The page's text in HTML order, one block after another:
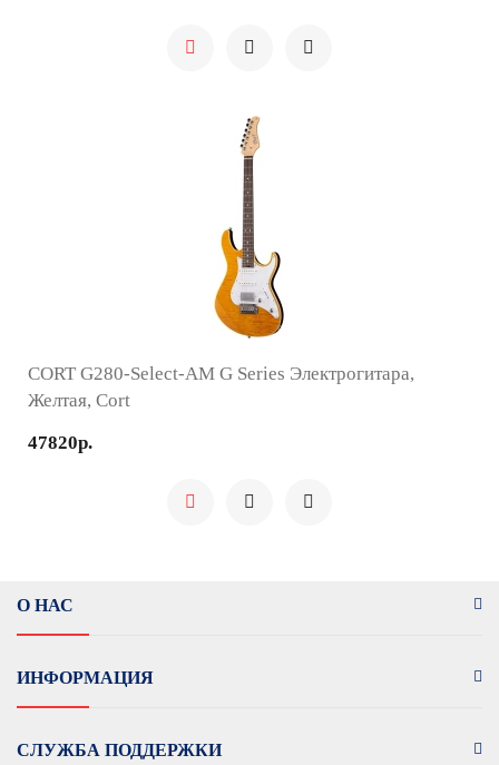
CORT G280-Select-AM G Series Электрогитара,
Желтая, Cort
47820р.
О НАС
ИНФОРМАЦИЯ
СЛУЖБА ПОДДЕРЖКИ